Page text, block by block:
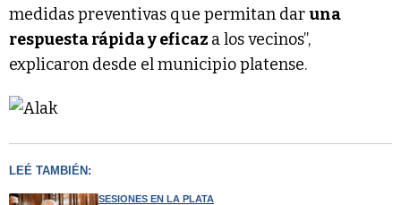
medidas preventivas que permitan daruna
respuesta rápida y eficaz a los vecinos”,
explicaron desde el municipio platense.
LEÉ TAMBIÉN:
SESIONES EN LA PLATA